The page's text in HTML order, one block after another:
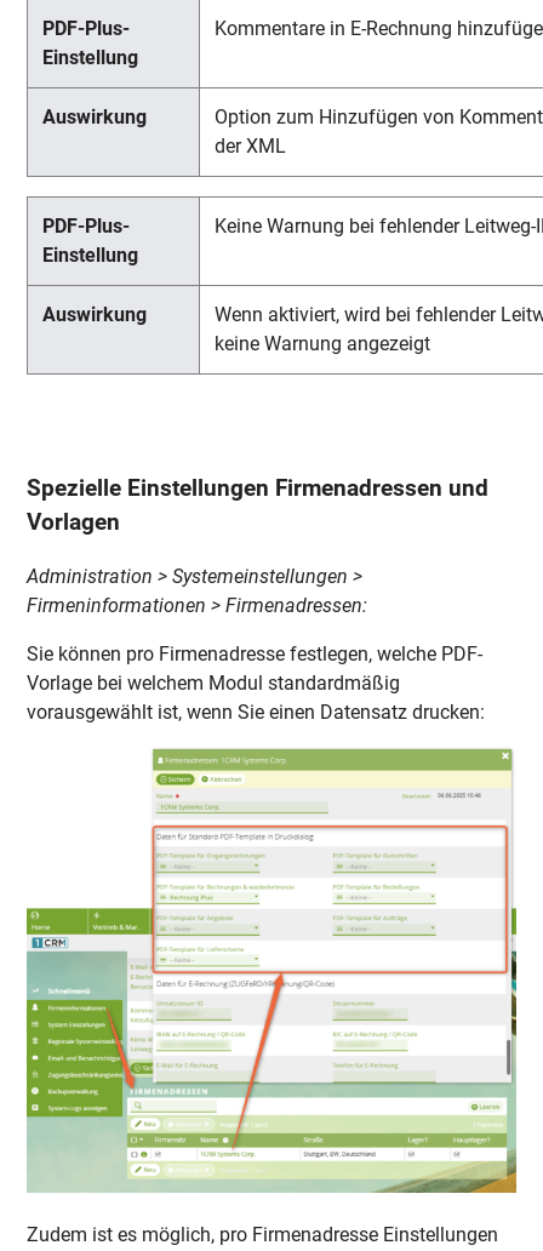
Kommentare in E-Rechnung
Option zum Hinzufügen von
der XML
Keine Warnung bei fehlender Leitweg-
Wenn aktiviert, wird bei fehlender
keine Warnung angezeigt
Spezielle Einstellungen Firmenadressen und
Vorlagen
Administration > Systemeinstellungen >
Firmeninformationen > Firmenadressen:
Sie können pro Firmenadresse festlegen, welche PDF-
Vorlage bei welchem Modul standardmäßig
vorausgewählt ist, wenn Sie einen Datensatz drucken:
Zudem ist es möglich, pro Firmenadresse Einstellungen